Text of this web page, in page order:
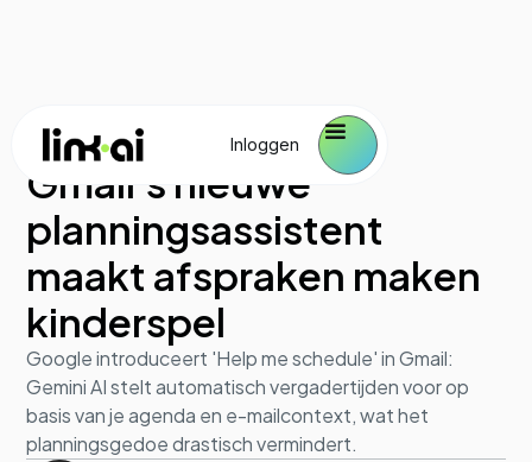
Inloggen
AI in de praktijk October 29, 2025
Gmail's nieuwe
planningsassistent
maakt afspraken maken
kinderspel
Google introduceert 'Help me schedule' in Gmail:
Gemini AI stelt automatisch vergadertijden voor op
basis van je agenda en e-mailcontext, wat het
planningsgedoe drastisch vermindert.